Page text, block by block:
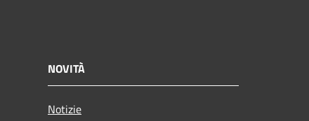
NOVITÀ
Notizie